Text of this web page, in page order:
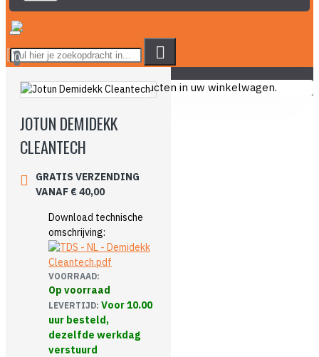
0
U heeft nog geen producten in uw winkelwagen.
JOTUN DEMIDEKK
CLEANTECH
GRATIS VERZENDING
VANAF € 40,00
Download technische
omschrijving:
VOORRAAD:
Op voorraad
LEVERTIJD: Voor 10.00
uur besteld,
dezelfde werkdag
verstuurd